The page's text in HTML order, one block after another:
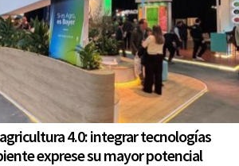
4.0: integrar tecnologías
exprese su mayor potencial